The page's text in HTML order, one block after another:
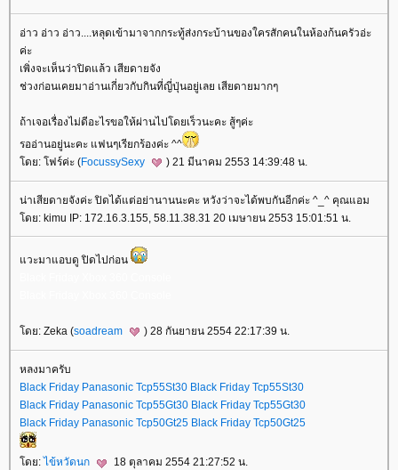
อ่าว อ่าว อ่าว....หลุดเข้ามาจากกระทู้ส่งกระบ้านของใครสักคนในห้องก้นครัวอ่ะ
ค่ะ
เพิ่งจะเห็นว่าปิดแล้ว เสียดายจัง
ช่วงก่อนเคยมาอ่านเกี่ยวกับกินที่ญี่ปุ่นอยู่เลย เสียดายมากๆ
ถ้าเจอเรื่องไม่ดีอะไรขอให้ผ่านไปโดยเร็วนะคะ สู้ๆค่ะ
รออ่านอยู่นะคะ แฟนๆเรียกร้องค่ะ ^^
ดย: โฟร์ค่ะ (FocussySexy ) 21 มีนาคม 2553 14:39:48 น.
น่าเสียดายจังค่ะ ปิดได้แต่อย่านานนะคะ หวังว่าจะได้พบกันอีกค่ะ ^_^ คุณแอม
ดย: kimu IP: 172.16.3.155, 58.11.38.31 20 เมษายน 2553 15:01:51 น.
วะมาแอบดู ปิดไปก่อน
ดย: Zeka (soadream ) 28 กันยายน 2554 22:17:39 น.
หลงมาครับ
Black Friday Panasonic Tcp55St30 Black Friday Tcp55St30
Black Friday Panasonic Tcp55Gt30 Black Friday Tcp55Gt30
Black Friday Panasonic Tcp50Gt25 Black Friday Tcp50Gt25
ดย: ไข้หวัดนก 18 ตุลาคม 2554 21:27:52 น.